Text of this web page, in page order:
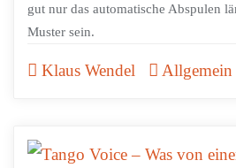
gut nur das automatische Abspulen
Muster sein.
Klaus Wendel Allgemein